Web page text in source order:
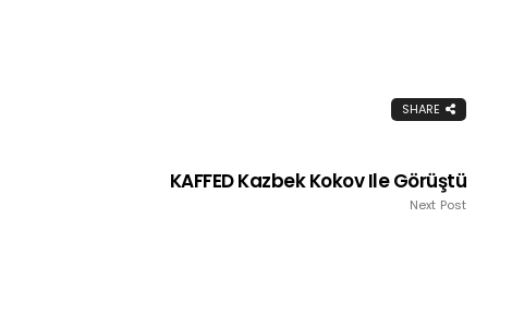
SHARE
KAFFED Kazbek Kokov Ile Görüştü
Next Post